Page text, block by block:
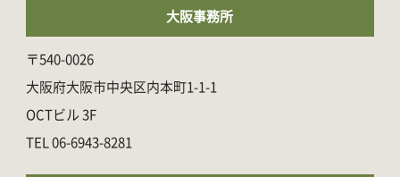
大阪事務所
〒540-0026
大阪府大阪市中央区内本町1-1-1
OCTビル 3F
06-6943-8281